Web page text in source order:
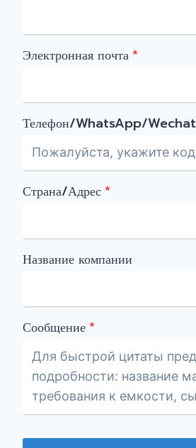
Электронная почта*
Телефон/WhatsApp/Wechat
Страна/Адрес*
Название компании
Сообщение*